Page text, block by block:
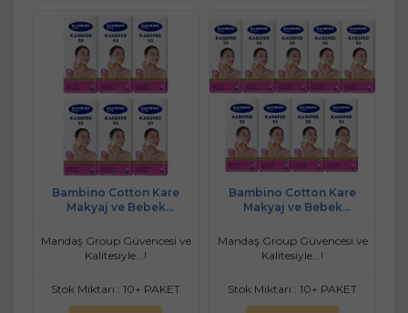
Bambino Cotton Kare
Makyaj ve Bebek
Adet (Kare En-Boy 7CM)
(6PK*50)
Mandaş Group Güvencesi ve
Kalitesiyle...!
Stok Miktarı : 10+ PAKET
Bambino Cotton Kare
Makyaj ve Bebek
Adet (Kare En-Boy 7CM)
(9PK*50)
Mandaş Group Güvencesi ve
Kalitesiyle...!
Stok Miktarı : 10+ PAKET